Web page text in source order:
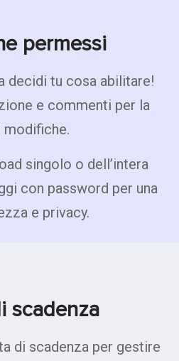
permessi
decidi tu cosa abilitare!
e commenti per la
modifiche.
singolo o dell’intera
con password per una
e privacy.
scadenza
di scadenza per gestire